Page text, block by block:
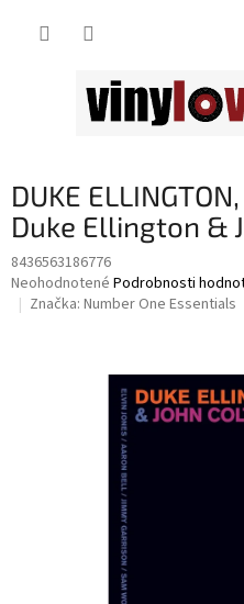
DUKE
Duke Ellington &
8436563186776
Priemerné
hodnotenie
Neohodnotené Podrobnosti
Značka: Number One Essentials